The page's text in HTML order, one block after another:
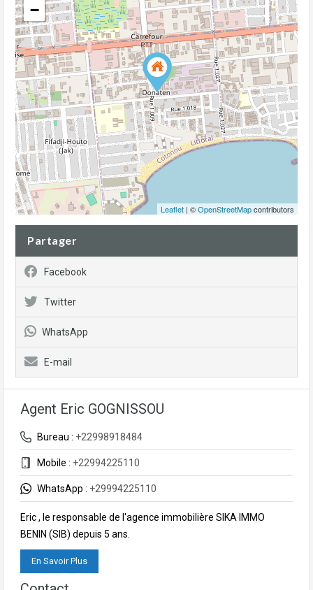
−
Leaflet | ©OpenStreetMapcontributors
Partager
Facebook
Twitter
WhatsApp
E-mail
Agent Eric GOGNISSOU
Bureau : +22998918484
Mobile : +22994225110
WhatsApp : +29994225110
Eric , le responsable de l'agence immobilière SIKA IMMO
BENIN (SIB) depuis 5 ans.
En Savoir Plus